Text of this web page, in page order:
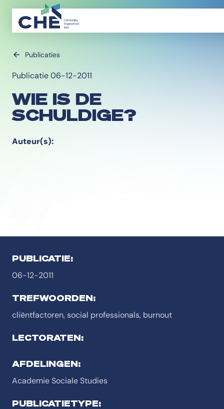
Publicaties
Publicatie 06-12-2011
WIE IS DE
SCHULDIGE?
Auteur(s):
PUBLICATIE:
06-12-2011
TREFWOORDEN:
cliëntfactoren, social professionals, burnout
LECTORATEN:
AFDELINGEN:
Academie Sociale Studies
PUBLICATIETYPE: